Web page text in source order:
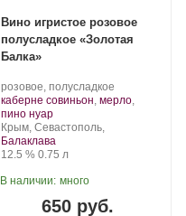
Вино игристое розовое
полусладкое «Золотая
Балка»
Производитель:
Золотая
Балка.
розовое, полусладкое
Сорт
каберне совиньон, мерло,
пино нуар.
Регион:
Крым, Севастополь,
Балаклава
Крепость
12.5 %. Объем
0.75 л
650 руб.
В наличии: много